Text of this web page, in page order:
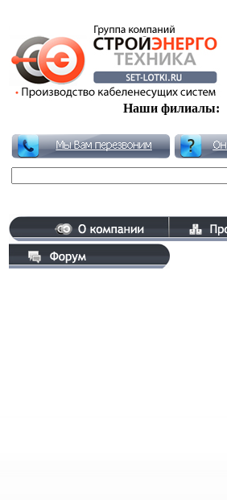
Наши филиалы: